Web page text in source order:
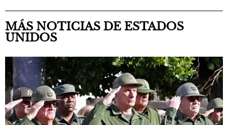
MÁS NOTICIAS DE ESTADOS
UNIDOS